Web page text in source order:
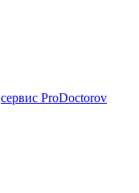
сервис ProDoctorov